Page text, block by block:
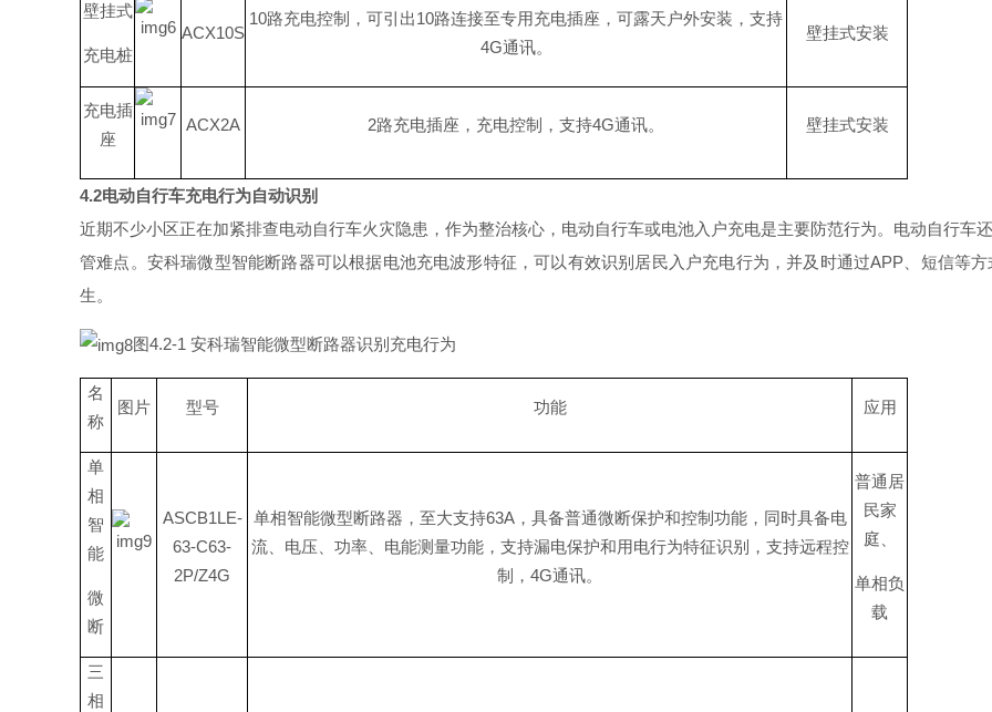
壁挂式
充电桩
ACX10S
10路充电控制，可引 出10路连接至专用充电插座，可露天户外安装，支持
4G通讯。
壁挂式安装
充电插
座
ACX2A 2路充电插座，充电控制，支持4G通讯。 壁挂式安装
4.2电动自行车充电行为自动识别
近期不少小区正在加紧排查电动自行车火灾隐患，作为整治核心，电动自行车或电池入户充电是主要防范行为。电动自行车
管难点。安科瑞微型智能断路器可以根据电池充电波形特征，可以有效识别居民入户充电行为，并及时通过APP 、短信等
生。
图4.2-1 安科瑞智能微型断路器识别充电行为
名
称
图片 型号 功能 应用
单
相
智
能
微
断
ASCB1LE-
63-C63-
2P/Z4G
单相智能微型断路器，至大支持63A，具备普通微断保护和控制功能，同时具备电
流、电压、功率、电能测量功能，支持漏电保护和用电行为特征识别，支持远程控
制 ， 4G通讯。
普通居
民家
庭、
单相负
载
三
相